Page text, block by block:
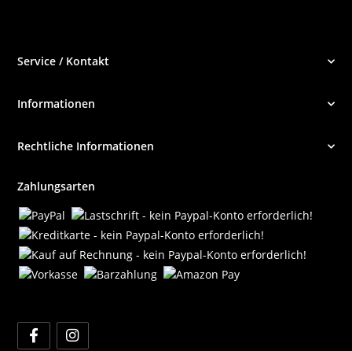
Service / Kontakt
Informationen
Rechtliche Informationen
Zahlungsarten